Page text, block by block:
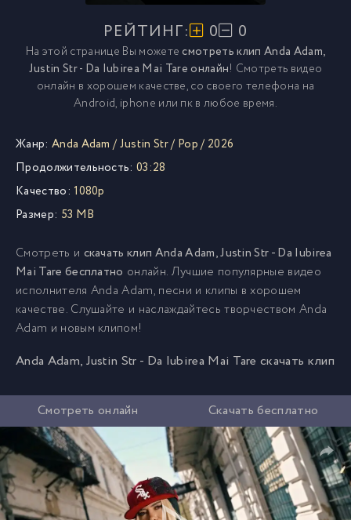
РЕЙТИНГ: 0 0
На этой странице Вы можетесмотреть клип Anda Adam,
Justin Str - Da Iubirea Mai Tare онлайн! Смотреть видео
онлайн в хорошем качестве, со своего телефона на
Android, iphone или пк в любое время.
Жанр: Anda Adam /Justin Str/ Pop/ 2026
Продолжительность: 03:28
Качество: 1080p
Размер: 53 MB
Смотреть и скачать клип Anda Adam, Justin Str - Da Iubirea
Mai Tare бесплатно онлайн. Лучшие популярные видео
исполнителя Anda Adam, песни и клипы в хорошем
качестве. Слушайте и наслаждайтесь творчеством Anda
Adam и новым клипом!
Anda Adam, Justin Str - Da Iubirea Mai Tare скачать клип
Смотреть онлайн Скачать бесплатно